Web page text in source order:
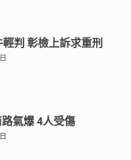
判 彰檢上訴求重刑
氣爆 4人受傷